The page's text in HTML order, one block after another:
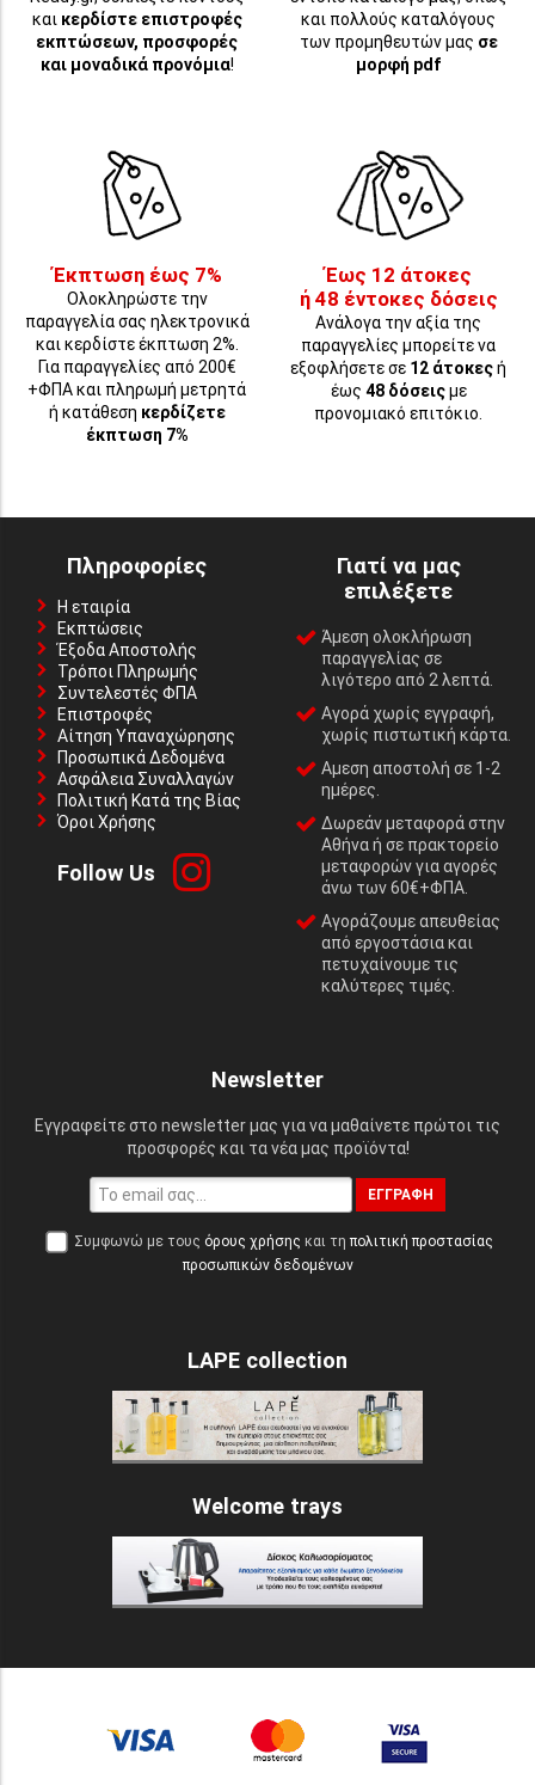
και κερδίστε επιστροφές
εκπτώσεων, προσφορές
και μοναδικά προνόμια!
και πολλούς καταλόγους
των προμηθευτών μας σε
μορφή pdf
Έκπτωση έως 7%
Ολοκληρώστε την
παραγγελία σας ηλεκτρονικά
και κερδίστε έκπτωση 2%.
Για παραγγελίες από 200€
+ΦΠΑ και πληρωμή μετρητά
ή κατάθεση κερδίζετε
έκπτωση 7%
Έως 12 άτοκες
ή 48 έντοκες δόσεις
Ανάλογα την αξία της
παραγγελίες μπορείτε να
εξοφλήσετε σε 12 άτοκεςή
έως 48 δόσειςμε
προνομιακό επιτόκιο.
Πληροφορίες
Η εταιρία
Εκπτώσεις
Έξοδα Αποστολής
Τρόποι Πληρωμής
Συντελεστές ΦΠΑ
Επιστροφές
Αίτηση Υπαναχώρησης
Προσωπικά Δεδομένα
Ασφάλεια Συναλλαγών
Πολιτική Κατά της Βίας
Όροι Χρήσης
Follow Us
Γιατί να μας
επιλέξετε
Άμεση ολοκλήρωση
παραγγελίας σε
λιγότερο από 2 λεπτά.
Αγορά χωρίς εγγραφή,
χωρίς πιστωτική κάρτα.
Αμεση αποστολή σε 1-2
ημέρες.
Δωρεάν μεταφορά στην
Αθήνα ή σε πρακτορείο
μεταφορών για αγορές
άνω των 60€+ΦΠΑ.
Αγοράζουμε απευθείας
από εργοστάσια και
πετυχαίνουμε τις
καλύτερες τιμές.
Newsletter
Εγγραφείτε στο newsletter μας για να μαθαίνετε πρώτοι τις
προσφορές και τα νέα μας προϊόντα!
ΕΓΓΡΑΦΉ
Συμφωνώ με τους όρους χρήσης και τη πολιτική προστασίας
προσωπικών δεδομένων
LAPE collection
Welcome trays